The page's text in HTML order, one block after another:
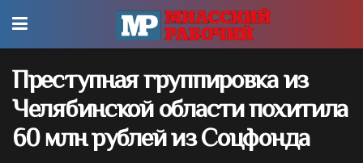
Преступная группировка из
Челябинской области похитила
60 млн рублей из Соцфонда